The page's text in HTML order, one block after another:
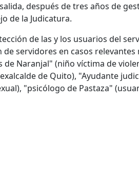
después de tres años de
de la Judicatura.
de las y los usuarios del
servidores en casos
Naranjal" (niño víctima de
de Quito), "Ayudante
"psicólogo de Pastaza"